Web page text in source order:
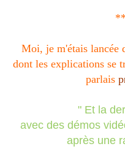
Moi, je m'étais lancée
dont les explications se
parlais
" Et la
avec des démos
après une